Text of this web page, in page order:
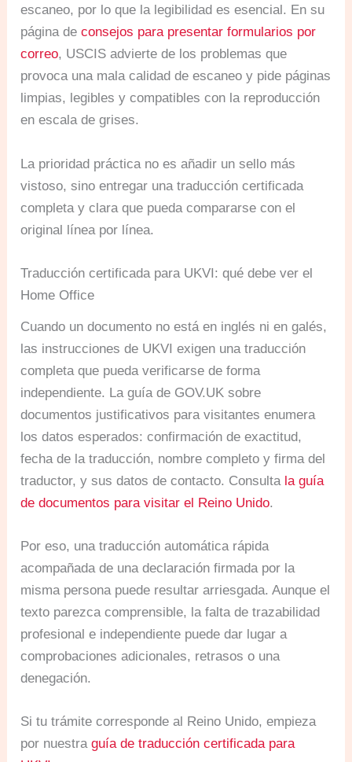
escaneo, por lo que la legibilidad es esencial. En su
página deconsejos para presentar formularios por
correo, USCIS advierte de los problemas que
provoca una mala calidad de escaneo y pide páginas
limpias, legibles y compatibles con la reproducción
en escala de grises.
La prioridad práctica no es añadir un sello más
vistoso, sino entregar una traducción certificada
completa y clara que pueda compararse con el
original línea por línea.
Traducción certificada para UKVI: qué debe ver el
Home Office
Cuando un documento no está en inglés ni en galés,
las instrucciones de UKVI exigen una traducción
completa que pueda verificarse de forma
independiente. La guía de GOV.UK sobre
documentos justificativos para visitantes enumera
los datos esperados: confirmación de exactitud,
fecha de la traducción, nombre completo y firma del
traductor, y sus datos de contacto. Consulta la guía
de documentos para visitar el Reino Unido.
Por eso, una traducción automática rápida
acompañada de una declaración firmada por la
misma persona puede resultar arriesgada. Aunque el
texto parezca comprensible, la falta de trazabilidad
profesional e independiente puede dar lugar a
comprobaciones adicionales, retrasos o una
denegación.
Si tu trámite corresponde al Reino Unido, empieza
por nuestraguía de traducción certificada para